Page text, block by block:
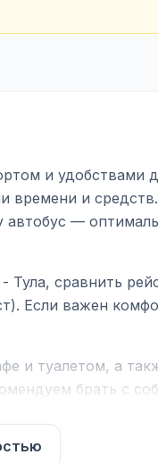
и удобствами
и
автобус —
сравнить
Если важен
и туалетом, а
брать с
сидений,